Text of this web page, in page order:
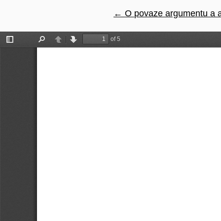
←Návrat na podrobnosti
O povaze argumentu a